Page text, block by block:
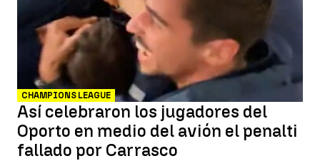
CHAMPIONS LEAGUE
Así celebraron los jugadores del
Oporto en medio del avión el penalti
fallado por Carrasco